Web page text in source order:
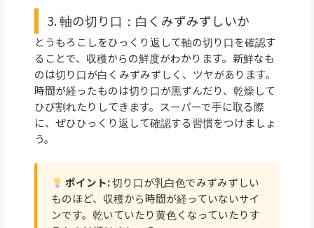
3. 軸の切り口：白くみずみずしいか
とうもろこしをひっくり返して軸の切り口を確認す
ることで、収穫からの鮮度がわかります。新鮮なも
のは切り口が白くみずみずしく、ツヤがあります。
時間が経ったものは切り口が黒ずんだり、乾燥して
ひび割れたりしてきます。スーパーで手に取る際
に、ぜひひっくり返して確認する習慣をつけましょ
う。
ポイント:切り口が乳白色でみずみずしい
ものほど、収穫から時間が経っていないサイ
ンです。乾いていたり黄色くなっていたりす